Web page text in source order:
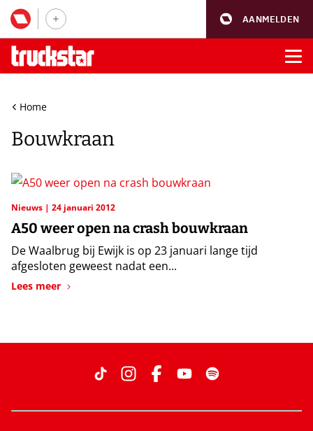
AANMELDEN
Home
Bouwkraan
Nieuws 24 januari 2012
A50 weer open na crash bouwkraan
De Waalbrug bij Ewijk is op 23 januari lange tijd
afgesloten geweest nadat een...
Lees meer